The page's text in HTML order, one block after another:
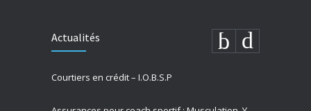
Actualités
Courtiers en crédit – I.O.B.S.P